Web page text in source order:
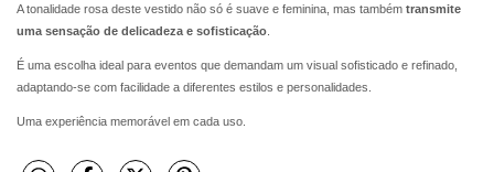
A tonalidade rosa deste vestido não só é suave e feminina, mas também transmite
uma sensação de delicadeza e sofisticação
É uma escolha ideal para eventos que demandam um visual sofisticado e refinado,
adaptando-se com facilidade a diferentes estilos e personalidades.
Uma experiência memorável em cada uso.